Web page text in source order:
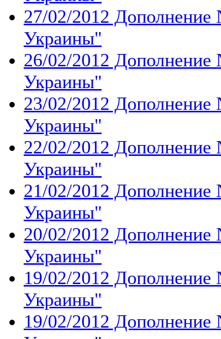
27/02/2012 Дополнение
Украины''
26/02/2012 Дополнение
Украины''
23/02/2012 Дополнение
Украины''
22/02/2012 Дополнение
Украины''
21/02/2012 Дополнение
Украины''
20/02/2012 Дополнение
Украины''
19/02/2012 Дополнение
Украины''
19/02/2012 Дополнение